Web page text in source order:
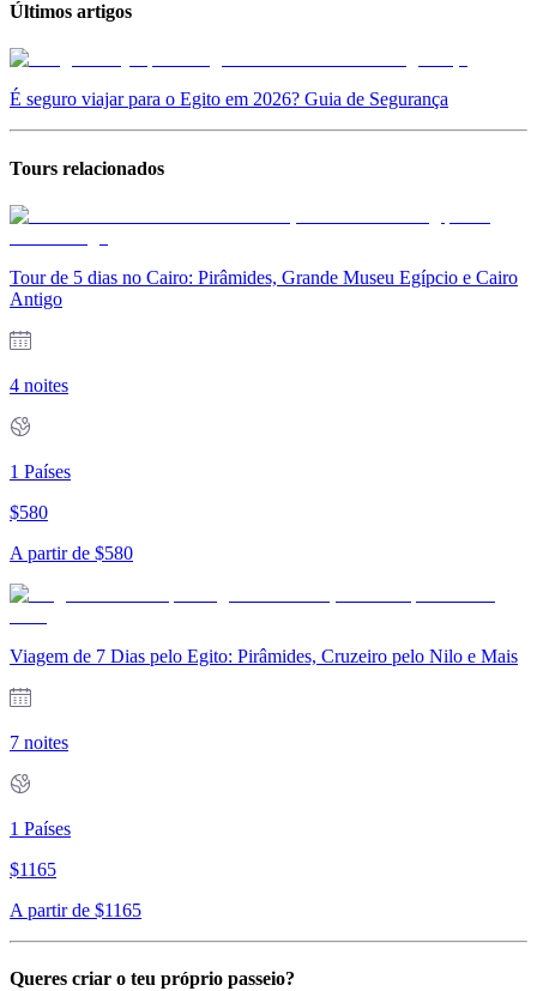
Últimos artigos
É seguro viajar para o Egito em 2026? Guia de Segurança
Tours relacionados
Tour de 5 dias no Cairo: Pirâmides, Grande Museu Egípcio e Cairo
Antigo
4 noites
1 Países
$580
A partir de $580
Viagem de 7 Dias pelo Egito: Pirâmides, Cruzeiro pelo Nilo e Mais
7 noites
1 Países
$1165
A partir de $1165
Queres criar o teu próprio passeio?